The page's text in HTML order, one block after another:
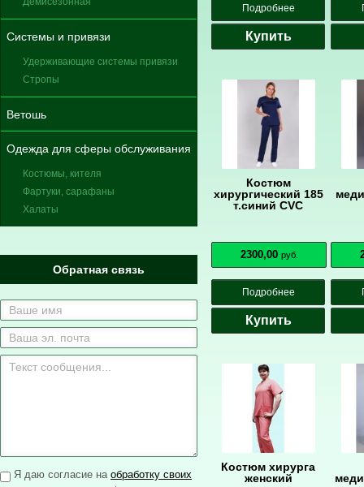
Системы и привязи
Удерживающие системы привязи
Стропы
Ветошь
Одежда для сферы обслуживания
Костюмы, кителя
Фартуки, сарафаны
Халаты
Обратная связь
Я даю согласие на обработку своих
Подробнее
Купить
Костюм
хирургический 185
т.синий CVC
2300,00 руб.
Подробнее
Купить
Костюм хирурга
женский